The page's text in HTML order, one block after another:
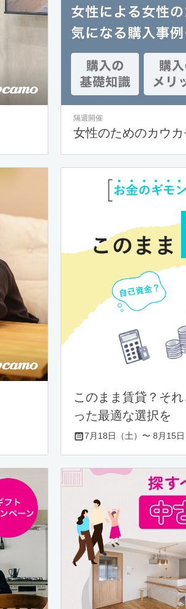
隔週開催
女性のためのカウ
このまま賃貸？そ
った最適な選択を
7月18日（土）〜 8月15